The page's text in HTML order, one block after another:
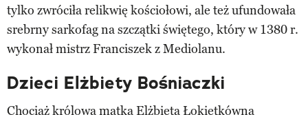
tylko zwróciła relikwię kościołowi, ale też ufundowała
srebrny sarkofag na szczątki świętego, który w 1380 r.
wykonał mistrz Franciszek z Mediolanu.
Dzieci Elżbiety Bośniaczki
Chociaż królowa matka Elżbieta Łokietkówna